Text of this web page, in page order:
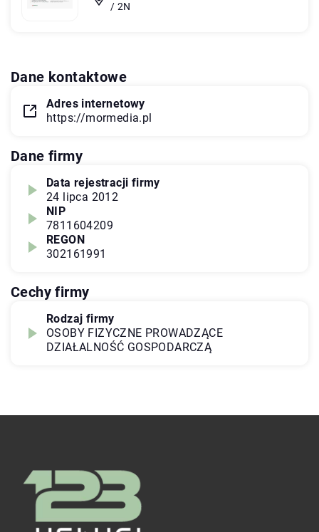
/ 2N
Dane kontaktowe
Adres internetowy
https://mormedia.pl
Dane firmy
Data rejestracji firmy
24 lipca 2012
NIP
7811604209
REGON
302161991
Cechy firmy
Rodzaj firmy
OSOBY FIZYCZNE PROWADZĄCE
DZIAŁALNOŚĆ GOSPODARCZĄ